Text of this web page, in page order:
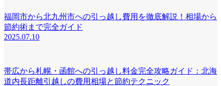
福岡市から北九州市への引っ越し費用を徹底解説！相場から
節約術まで完全ガイド
2025.07.10
帯広から札幌・函館への引っ越し料金完全攻略ガイド：北海
道内長距離引越しの費用相場と節約テクニック